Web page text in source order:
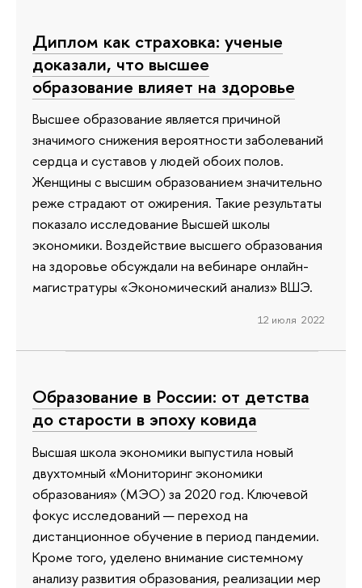
Диплом как страховка: ученые
доказали, что высшее
образование влияет на здоровье
Высшее образование является причиной
значимого снижения вероятности заболеваний
сердца и суставов у людей обоих полов.
Женщины с высшим образованием значительно
реже страдают от ожирения. Такие результаты
показало исследование Высшей школы
экономики. Воздействие высшего образования
на здоровье обсуждали на вебинаре онлайн-
магистратуры «Экономический анализ» ВШЭ.
12 июля 2022
Образование в России: от детства
до старости в эпоху ковида
Высшая школа экономики выпустила новый
двухтомный «Мониторинг экономики
образования» (МЭО) за 2020 год. Ключевой
фокус исследований — переход на
дистанционное обучение в период пандемии.
Кроме того, уделено внимание системному
анализу развития образования, реализации мер